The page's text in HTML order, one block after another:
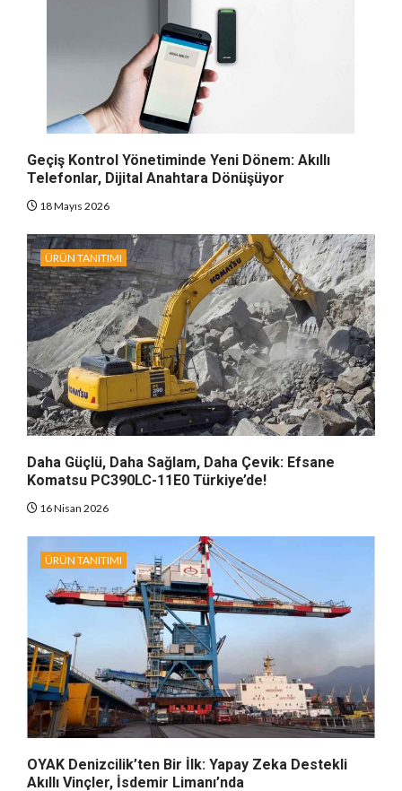
Geçiş Kontrol Yönetiminde Yeni Dönem: Akıllı
Telefonlar, Dijital Anahtara Dönüşüyor
18 Mayıs 2026
ÜRÜN TANITIMI
Daha Güçlü, Daha Sağlam, Daha Çevik: Efsane
Komatsu PC390LC-11E0 Türkiye’de!
16 Nisan 2026
ÜRÜN TANITIMI
OYAK Denizcilik’ten Bir İlk: Yapay Zeka Destekli
Akıllı Vinçler, İsdemir Limanı’nda